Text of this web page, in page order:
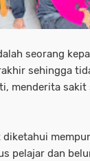
seorang
sehingga
menderita
pelajar dan